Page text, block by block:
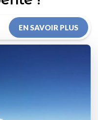
EN SAVOIR PLUS